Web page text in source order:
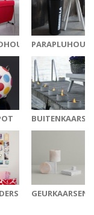
GEURKAARSEN